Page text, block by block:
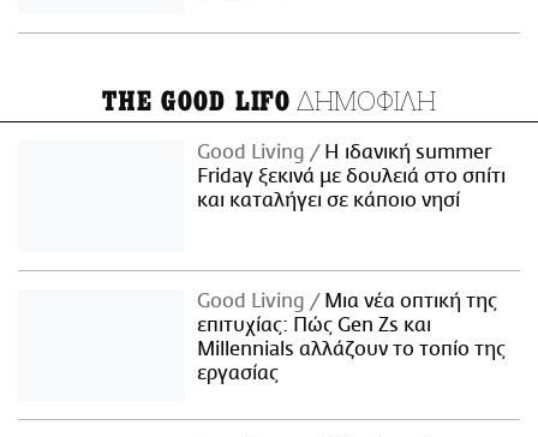
THE GOOD LIFO ΔΗΜΟΦΙΛΗ
Good Living
Η ιδανική summer
Friday ξεκινά με δουλειά στο σπίτι
και καταλήγει σε κάποιο νησί
Good Living
Μια νέα οπτική της
επιτυχίας: Πώς Gen Zs και
Millennials αλλάζουν το τοπίο της
εργασίας